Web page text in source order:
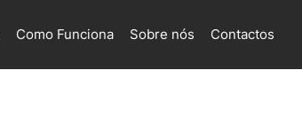
Como Funciona Sobre nós Contactos